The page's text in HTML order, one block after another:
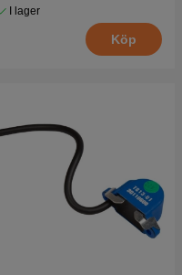
I lager
Köp